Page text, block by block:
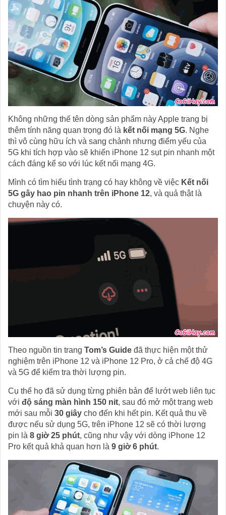
Không những thế tên dòng sản phẩm này Apple trang bị
thêm tính năng quan trọng đó là kết nối mạng 5G. Nghe
thì vô cùng hữu ích và sang chảnh nhưng điểm yếu của
5G khi tích hợp vào sẽ khiến iPhone 12 sụt pin nhanh một
cách đáng kể so với lúc kết nối mạng 4G.
Mình có tìm hiểu tình trạng có hay không về việc Kết nối
5G gây hao pin nhanh trên iPhone 12, và quả thật là
chuyện này có.
Theo nguồn tin trang Tom’s Guide đã thực hiện một thử
nghiệm trên iPhone 12 và iPhone 12 Pro, ở cả chế độ 4G
và 5G để kiểm tra thời lượng pin.
Cụ thể họ đã sử dụng từng phiên bản để lướt web liên tục
với độ sáng màn hình 150 nit, sau đó mở một trang web
mới sau mỗi 30 giây cho đến khi hết pin. Kết quả thu về
được nếu sử dụng 5G, trên iPhone 12 sẽ có thời lượng
pin là 8 giờ 25 phút, cũng như vậy với dòng iPhone 12
Pro kết quả khả quan hơn là 9 giờ 6 phút.